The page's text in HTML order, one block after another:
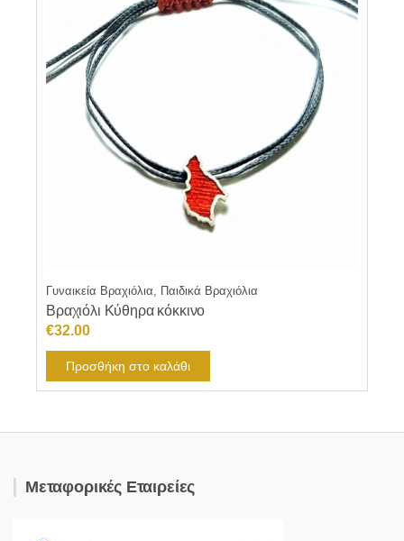
Γυναικεία Βραχιόλια, Παιδικά Βραχιόλια
Βραχιόλι Κύθηρα κόκκινο
€32.00
Προσθήκη στο καλάθι
Μεταφορικές Εταιρείες